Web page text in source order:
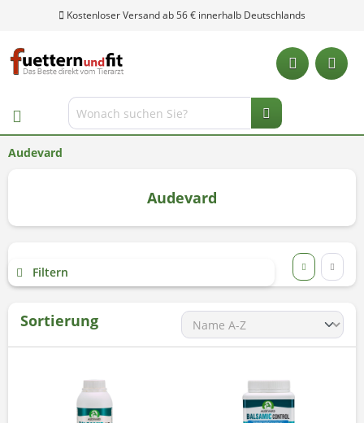
Unsere Hotline: 0 28 04 - 18 29 27 0
Audevard
Audevard
Filtern
Sortierung